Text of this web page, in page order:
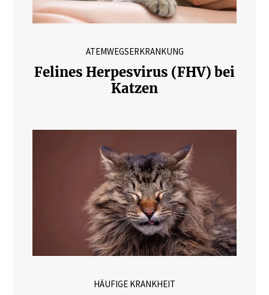
ATEMWEGSERKRANKUNG
Felines Herpesvirus (FHV) bei
Katzen
HÄUFIGE KRANKHEIT